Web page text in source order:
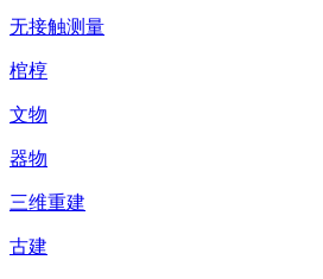
无接触测量
棺椁
文物
器物
三维重建
古建